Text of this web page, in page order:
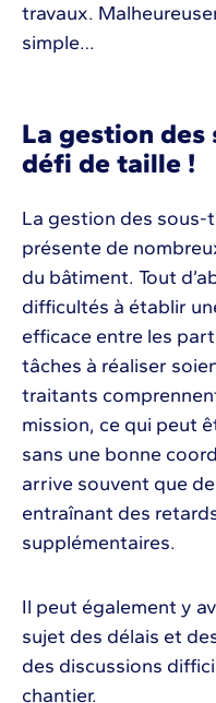
travaux.
simple…
La gestion
défi de taille !
La gestion des
présente de
du bâtiment. Tout
difficultés à établir
efficace entre les
tâches à réaliser
traitants
mission, ce qui peut
sans une bonne
arrive souvent que
entraînant des
supplémentaires.
Il peut également y
sujet des délais et
des discussions
chantier.